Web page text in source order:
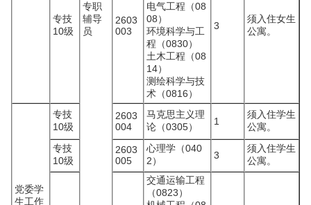
专职
辅导
员
专技
10级
2603
003
电气工程（08
08）
环境科学与工
程（0830）
土木工程（08
14）
测绘科学与技
术（0816）
3
须入住女生
公寓。
党委学
生工作
专技
10级
2603
004
马克思主义理
论（0305）
1
须入住学生
公寓。
专技
10级
2603
005
心理学（040
2）
3
须入住学生
公寓。
交通运输工程
（0823）